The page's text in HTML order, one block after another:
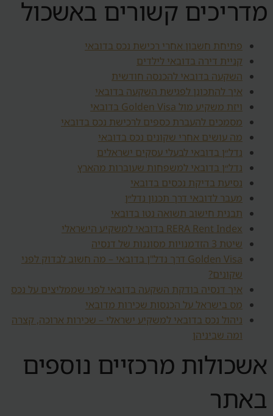
מדריכים קשורים באשכול
פתיחת חשבון אחרי רכישת נכס בדובאי
קניית דירה בדובאי לילדים
השקעה בדובאי להכנסה חודשית
איך להתכונן לפגישת השקעה בדובאי
ויזת משקיע מול Golden Visa בדובאי
מסמכים להעברת כספים לרכישת נכס בדובאי
מה עושים אחרי שקונים נכס בדובאי
נדל״ן בדובאי לבעלי עסקים ישראלים
נדל״ן בדובאי למשפחות שעוברות מהארץ
נסיעת בדיקת נכסים בדובאי
מעבר לדובאי דרך תכנון נדל״ן
תבנית חישוב תשואה נטו בדובאי
RERA Rent Index בדובאי למשקיע הישראלי
שיטת 3 הזדמנויות מסוננות של דנסיה
Golden Visa דרך נדל"ן בדובאי – מה חשוב לבדוק לפני
שקונים?
איך דנסיה בודקת השקעה בדובאי לפני שממליצים על נכס
מס בישראל על הכנסות שכירות מדובאי
ניהול נכס בדובאי למשקיע ישראלי – שכירות ארוכה, קצרה
ומה שביניהן
אשכולות מרכזיים נוספים
באתר